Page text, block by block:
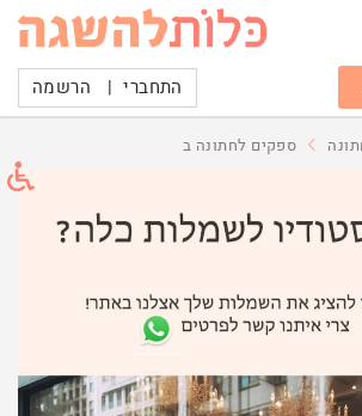
התחברי | הרשמה
ספקים לחתונה ב